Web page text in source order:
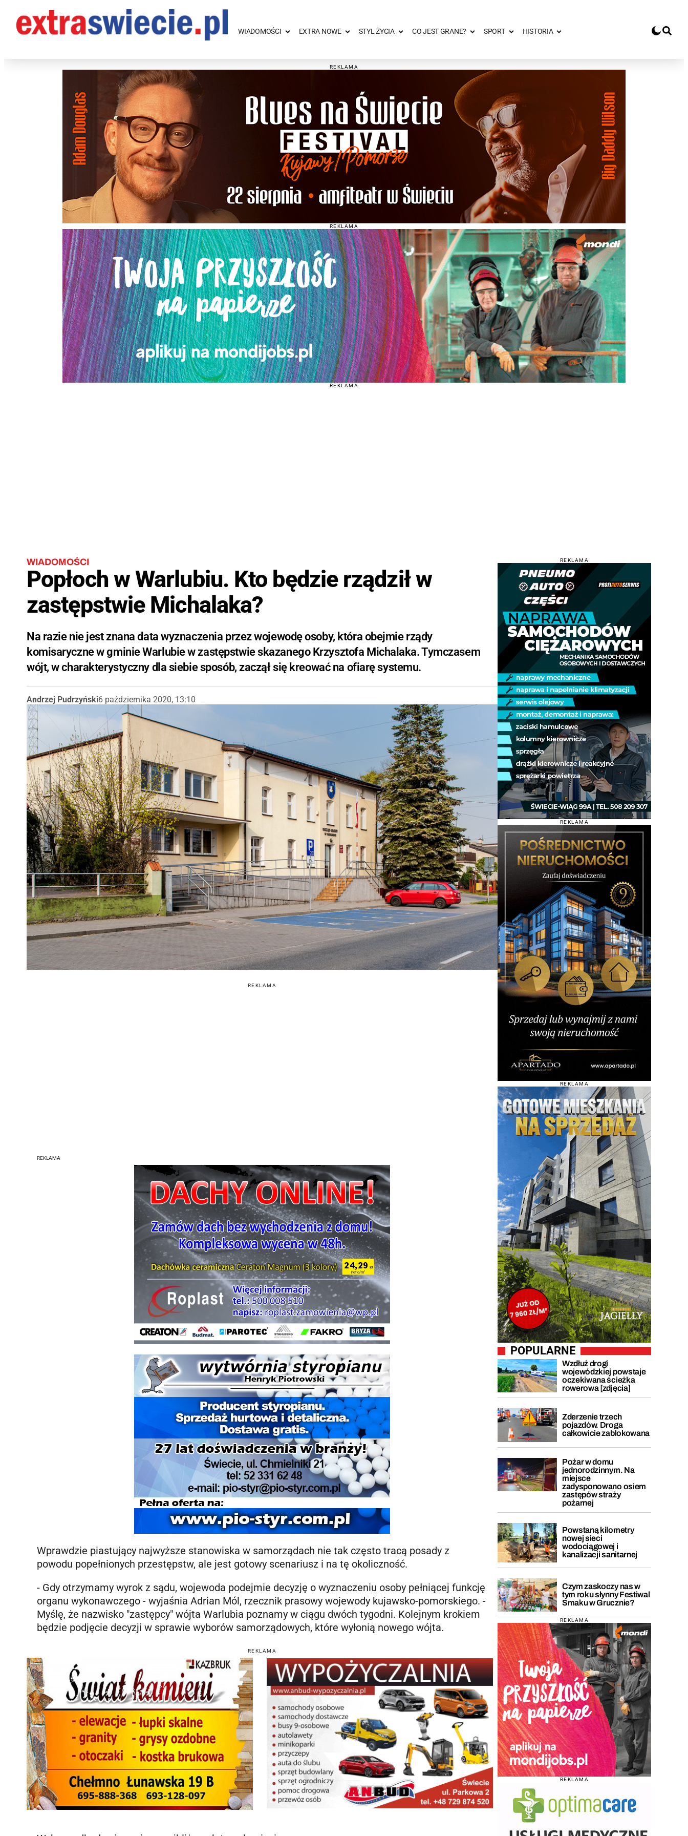
WIADOMOŚCI EXTRA NOWE STYL ŻYCIA CO JEST GRANE? SPORT HISTORIA
REKLAMA
REKLAMA
REKLAMA
WIADOMOŚCI
Popłoch w Warlubiu. Kto będzie rządził w
zastępstwie Michalaka?
Na razie nie jest znana data wyznaczenia przez wojewodę osoby, która obejmie rządy
komisaryczne w gminie Warlubie w zastępstwie skazanego Krzysztofa Michalaka. Tymczasem
wójt, w charakterystyczny dla siebie sposób, zaczął się kreować na ofiarę systemu.
Andrzej Pudrzyński6 października 2020, 13:10
REKLAMA
REKLAMA
Wprawdzie piastujący najwyższe stanowiska w samorządach nie tak często tracą posady z
powodu popełnionych przestępstw, ale jest gotowy scenariusz i na tę okoliczność.
- Gdy otrzymamy wyrok z sądu, wojewoda podejmie decyzję o wyznaczeniu osoby pełniącej funkcję
organu wykonawczego - wyjaśnia Adrian Mól, rzecznik prasowy wojewody kujawsko-pomorskiego. -
Myślę, że nazwisko "zastępcy" wójta Warlubia poznamy w ciągu dwóch tygodni. Kolejnym krokiem
będzie podjęcie decyzji w sprawie wyborów samorządowych, które wyłonią nowego wójta.
REKLAMA
REKLAMA
REKLAMA
REKLAMA
POPULARNE
Wzdłuż drogi
wojewódzkiej powstaje
oczekiwana ścieżka
rowerowa [zdjęcia]
Zderzenie trzech
pojazdów. Droga
całkowicie zablokowana
Pożar w domu
jednorodzinnym. Na
miejsce
zadysponowano osiem
zastępów straży
pożarnej
Powstaną kilometry
nowej sieci
wodociągowej i
kanalizacji sanitarnej
Czym zaskoczy nas w
tym roku słynny Festiwal
Smaku w Grucznie?
REKLAMA
REKLAMA